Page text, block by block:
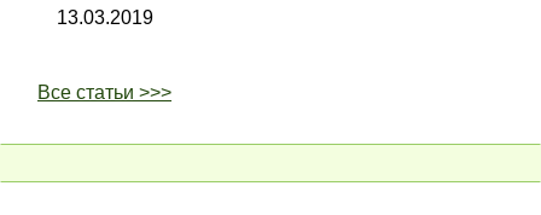
13.03.2019
Все статьи >>>